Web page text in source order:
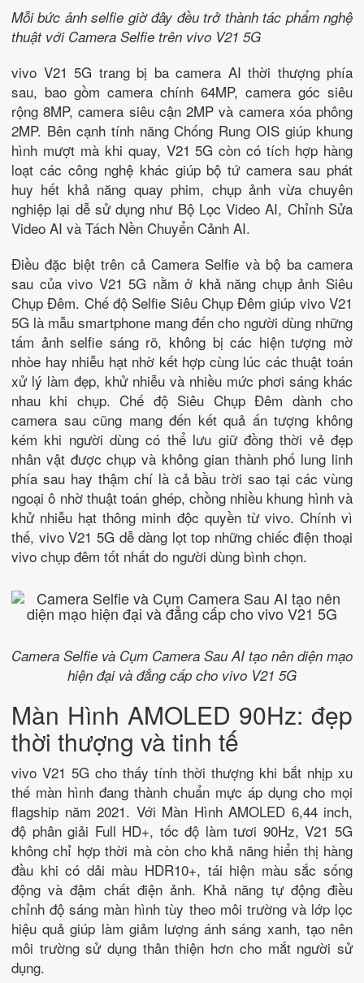
Mỗi bức ảnh selfie giờ đây đều trở thành tác phẩm nghệ
thuật với Camera Selfie trên vivo V21 5G
vivo V21 5G trang bị ba camera AI thời thượng phía
sau, bao gồm camera chính 64MP, camera góc siêu
rộng 8MP, camera siêu cận 2MP và camera xóa phông
2MP. Bên cạnh tính năng Chống Rung OIS giúp khung
hình mượt mà khi quay, V21 5G còn có tích hợp hàng
loạt các công nghệ khác giúp bộ tứ camera sau phát
huy hết khả năng quay phim, chụp ảnh vừa chuyên
nghiệp lại dễ sử dụng như Bộ Lọc Video AI, Chỉnh Sửa
Video AI và Tách Nền Chuyển Cảnh AI.
Điều đặc biệt trên cả Camera Selfie và bộ ba camera
sau của vivo V21 5G nằm ở khả năng chụp ảnh Siêu
Chụp Đêm. Chế độ Selfie Siêu Chụp Đêm giúp vivo V21
5G là mẫu smartphone mang đến cho người dùng những
tấm ảnh selfie sáng rõ, không bị các hiện tượng mờ
nhòe hay nhiễu hạt nhờ kết hợp cùng lúc các thuật toán
xử lý làm đẹp, khử nhiễu và nhiều mức phơi sáng khác
nhau khi chụp. Chế độ Siêu Chụp Đêm dành cho
camera sau cũng mang đến kết quả ấn tượng không
kém khi người dùng có thể lưu giữ đồng thời vẻ đẹp
nhân vật được chụp và không gian thành phố lung linh
phía sau hay thậm chí là cả bầu trời sao tại các vùng
ngoại ô nhờ thuật toán ghép, chồng nhiều khung hình và
khử nhiễu hạt thông minh độc quyền từ vivo. Chính vì
thế, vivo V21 5G dễ dàng lọt top những chiếc điện thoại
vivo chụp đêm tốt nhất do người dùng bình chọn.
Camera Selfie và Cụm Camera Sau AI tạo nên diện mạo
hiện đại và đẳng cấp cho vivo V21 5G
Màn Hình AMOLED 90Hz: đẹp
thời thượng và tinh tế
vivo V21 5G cho thấy tính thời thượng khi bắt nhịp xu
thế màn hình đang thành chuẩn mực áp dụng cho mọi
flagship năm 2021. Với Màn Hình AMOLED 6,44 inch,
độ phân giải Full HD+, tốc độ làm tươi 90Hz, V21 5G
không chỉ hợp thời mà còn cho khả năng hiển thị hàng
đầu khi có dải màu HDR10+, tái hiện màu sắc sống
động và đậm chất điện ảnh. Khả năng tự động điều
chỉnh độ sáng màn hình tùy theo môi trường và lớp lọc
hiệu quả giúp làm giảm lượng ánh sáng xanh, tạo nên
môi trường sử dụng thân thiện hơn cho mắt người sử
dụng.